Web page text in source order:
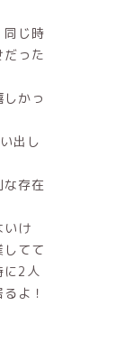
同じ時
だった
かっ
出し
な存在
いけ
してて
に2人
よ！